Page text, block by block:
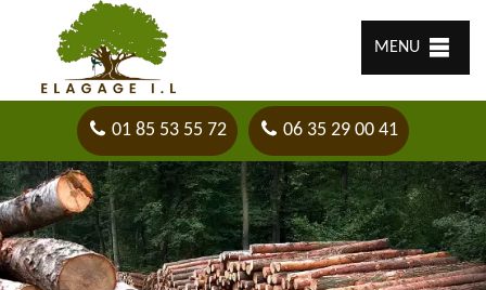
MENU
01 85 53 55 72 06 35 29 00 41